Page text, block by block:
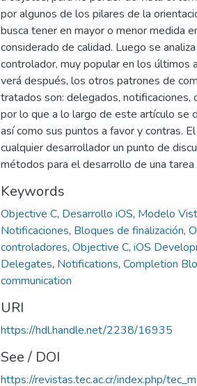
por algunos de los pilares de la
busca tener en mayor o menor medida
considerado de calidad. Luego se
controlador, muy popular en los últimos
verá después, los otros patrones de
tratados son: delegados, notificaciones,
por lo que a lo largo de este artículo se
así como sus puntos a favor y contras.
cualquier desarrollador un punto de
métodos para el desarrollo de una tarea
Keywords
Objective C, Desarrollo iOS, Modelo
Notificaciones, Bloques de finalización,
controladores, Objective C, iOS
Delegates, Notifications, Completion
communication
URI
https://hdl.handle.net/2238/16935
See / DOI
https://revistas.tec.ac.cr/index.php/